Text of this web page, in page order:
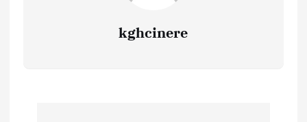
kghcinere